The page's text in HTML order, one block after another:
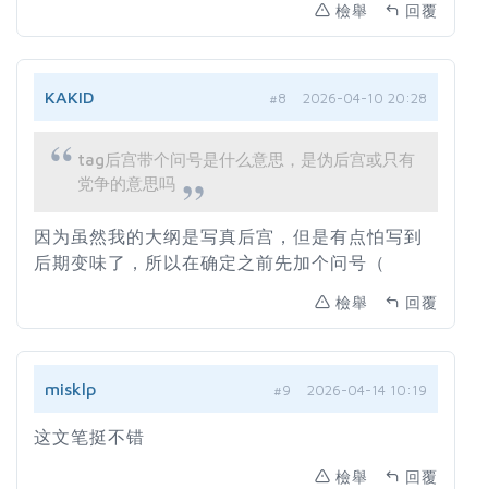
檢舉 回覆
KAKID #8 2026-04-10 20:28
tag后宫带个问号是什么意思，是伪后宫或只有
党争的意思吗
因为虽然我的大纲是写真后宫，但是有点怕写到
后期变味了，所以在确定之前先加个问号（
檢舉 回覆
misklp #9 2026-04-14 10:19
这文笔挺不错
檢舉 回覆